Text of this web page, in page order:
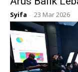
Syifa - 23 Mar 2026